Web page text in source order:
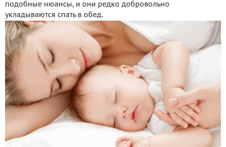
подобные нюансы, и они редко добровольно
укладываются спать в обед.